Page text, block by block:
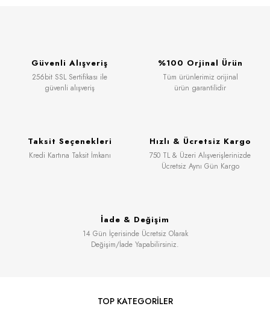
Güvenli Alışveriş
256bit SSL Sertifikası ile
güvenli alışveriş
%100 Orjinal Ürün
Tüm ürünlerimiz orijinal
ürün garantilidir
Taksit Seçenekleri
Kredi Kartına Taksit İmkanı
Hızlı & Ücretsiz Kargo
750 TL & Üzeri Alışverişlerinizde
Ücretsiz Aynı Gün Kargo
İade & Değişim
14 Gün İçerisinde Ücretsiz Olarak
Değişim/İade Yapabilirsiniz.
TOP KATEGORİLER